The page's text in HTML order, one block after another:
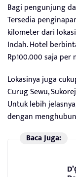
Bagi pengunjung
Tersedia
kilometer dari
Indah. Hotel
Rp100.000 saja per
Lokasinya juga
Curug Sewu,
Untuk lebih
dengan
Baca Juga: